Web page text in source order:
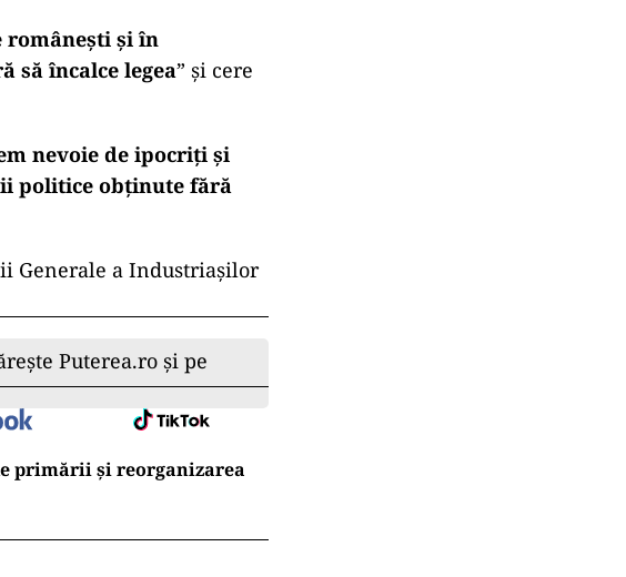
și în
să încalce legea” și cere
nevoie de ipocriți și
politice obținute fără
Generale a Industriașilor
Puterea.ro și pe
primării și reorganizarea